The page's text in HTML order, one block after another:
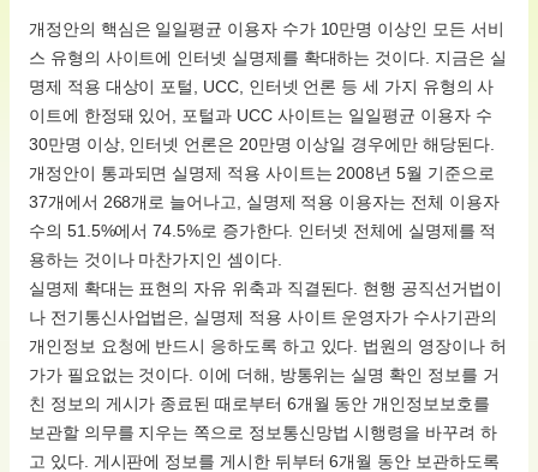
개정안의 핵심은 일일평균 이용자 수가 10만명 이상인 모든 서비
스 유형의 사이트에 인터넷 실명제를 확대하는 것이다. 지금은 실
명제 적용 대상이 포털, UCC, 인터넷 언론 등 세 가지 유형의 사
이트에 한정돼 있어, 포털과 UCC 사이트는 일일평균 이용자 수
30만명 이상, 인터넷 언론은 20만명 이상일 경우에만 해당된다.
개정안이 통과되면 실명제 적용 사이트는 2008년 5월 기준으로
37개에서 268개로 늘어나고, 실명제 적용 이용자는 전체 이용자
수의 51.5%에서 74.5%로 증가한다. 인터넷 전체에 실명제를 적
용하는 것이나 마찬가지인 셈이다.
실명제 확대는 표현의 자유 위축과 직결된다. 현행 공직선거법이
나 전기통신사업법은, 실명제 적용 사이트 운영자가 수사기관의
개인정보 요청에 반드시 응하도록 하고 있다. 법원의 영장이나 허
가가 필요없는 것이다. 이에 더해, 방통위는 실명 확인 정보를 거
친 정보의 게시가 종료된 때로부터 6개월 동안 개인정보보호를
보관할 의무를 지우는 쪽으로 정보통신망법 시행령을 바꾸려 하
고 있다. 게시판에 정보를 게시한 뒤부터 6개월 동안 보관하도록